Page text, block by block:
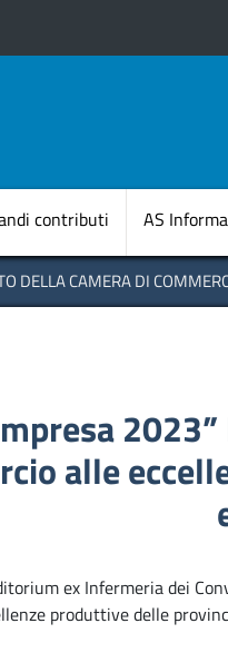
contributi AS
DELLA CAMERA DI
alle
ex Infermeria dei
produttive delle